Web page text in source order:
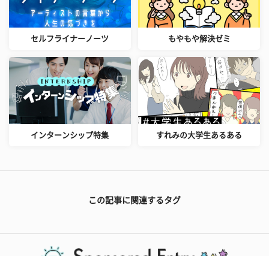
セルフライナーノーツ もやもや解決ゼミ
インターンシップ特集 すれみの大学生あるある
この記事に関連するタグ